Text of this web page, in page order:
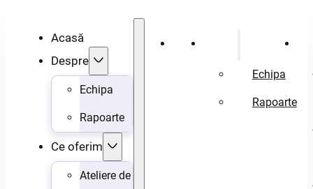
Acasă
Despre
Echipa
Rapoarte
Ce oferim
Ateliere de
Acasă
Echipa
Rapoarte